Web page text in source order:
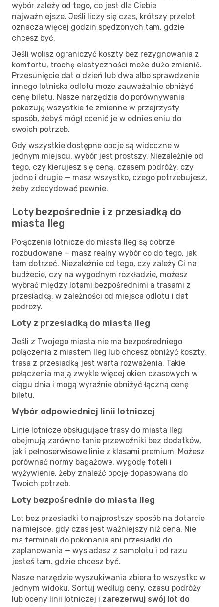
wybór zależy od tego, co jest dla Ciebie
najważniejsze. Jeśli liczy się czas, krótszy przelot
oznacza więcej godzin spędzonych tam, gdzie
chcesz być.
Jeśli wolisz ograniczyć koszty bez rezygnowania z
komfortu, trochę elastyczności może dużo zmienić.
Przesunięcie dat o dzień lub dwa albo sprawdzenie
innego lotniska odlotu może zauważalnie obniżyć
cenę biletu. Nasze narzędzia do porównywania
pokazują wszystkie te zmienne w przejrzysty
sposób, żebyś mógł ocenić je w odniesieniu do
swoich potrzeb.
Gdy wszystkie dostępne opcje są widoczne w
jednym miejscu, wybór jest prostszy. Niezależnie od
tego, czy kierujesz się ceną, czasem podróży, czy
jedno i drugie — masz wszystko, czego potrzebujesz,
żeby zdecydować pewnie.
Loty bezpośrednie i z przesiadką do
miasta Ileg
Połączenia lotnicze do miasta Ileg są dobrze
rozbudowane — masz realny wybór co do tego, jak
tam dotrzeć. Niezależnie od tego, czy zależy Ci na
budżecie, czy na wygodnym rozkładzie, możesz
wybrać między lotami bezpośrednimi a trasami z
przesiadką, w zależności od miejsca odlotu i dat
podróży.
Loty z przesiadką do miasta Ileg
Jeśli z Twojego miasta nie ma bezpośredniego
połączenia z miastem Ileg lub chcesz obniżyć koszty,
trasa z przesiadką jest warta rozważenia. Takie
połączenia mają zwykle więcej okien czasowych w
ciągu dnia i mogą wyraźnie obniżyć łączną cenę
biletu.
Wybór odpowiedniej linii lotniczej
Linie lotnicze obsługujące trasy do miasta Ileg
obejmują zarówno tanie przewoźniki bez dodatków,
jak i pełnoserwisowe linie z klasami premium. Możesz
porównać normy bagażowe, wygodę foteli i
wyżywienie, żeby znaleźć opcję dopasowaną do
Twoich potrzeb.
Loty bezpośrednie do miasta Ileg
Lot bez przesiadki to najprostszy sposób na dotarcie
na miejsce, gdy czas jest ważniejszy niż cena. Nie
ma terminali do pokonania ani przesiadki do
zaplanowania — wysiadasz z samolotu i od razu
jesteś tam, gdzie chcesz być.
Nasze narzędzie wyszukiwania zbiera to wszystko w
jednym widoku. Sortuj według ceny, czasu podróży
lub oceny linii lotniczej i zarezerwuj swój lot do